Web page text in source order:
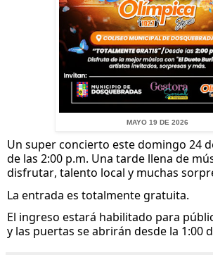
MAYO 19 DE 2026
Un super concierto este domingo 24
de las 2:00 p.m. Una tarde llena de
disfrutar, talento local y muchas
La entrada es totalmente gratuita.
El ingreso estará habilitado para
y las puertas se abrirán desde la 1:00